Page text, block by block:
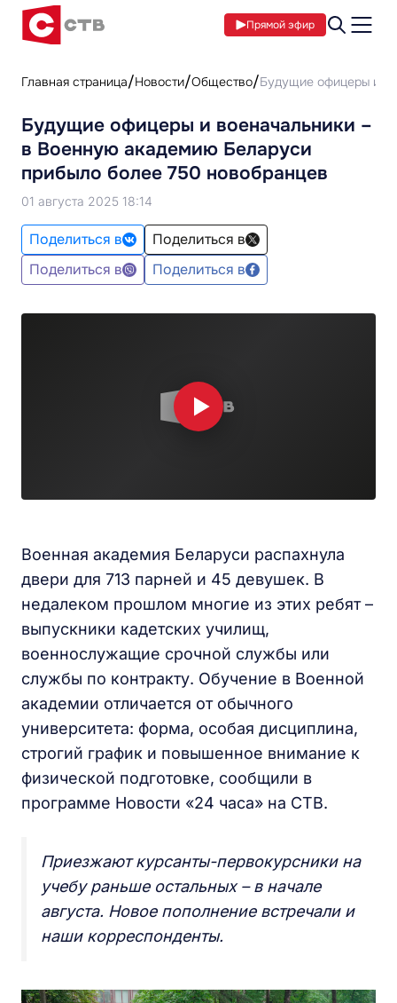
Прямой эфир
Главная страница Новости Общество Будущие офицеры и
Будущие офицеры и военачальники –
в Военную академию Беларуси
прибыло более 750 новобранцев
01 августа 2025 18:14
Поделиться в
Поделиться в
Поделиться в
Поделиться в
Военная академия Беларуси распахнула
двери для 713 парней и 45 девушек. В
недалеком прошлом многие из этих ребят –
выпускники кадетских училищ,
военнослужащие срочной службы или
службы по контракту. Обучение в Военной
академии отличается от обычного
университета: форма, особая дисциплина,
строгий график и повышенное внимание к
физической подготовке, сообщили в
программе Новости «24 часа» на СТВ.
Приезжают курсанты-первокурсники на
учебу раньше остальных – в начале
августа. Новое пополнение встречали и
наши корреспонденты.